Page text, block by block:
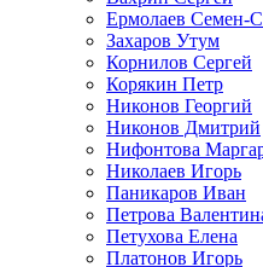
Ермолаев Семен-
Захаров Утум
Корнилов Сергей
Корякин Петр
Никонов Георгий
Никонов Дмитрий
Нифонтова
Николаев Игорь
Паникаров Иван
Петрова
Петухова Елена
Платонов Игорь